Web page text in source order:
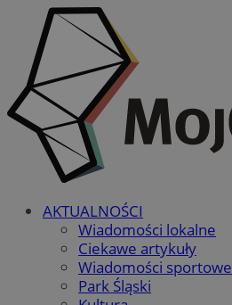
AKTUALNOŚCI
Wiadomości lokalne
Ciekawe artykuły
Wiadomości sportowe
Park Śląski